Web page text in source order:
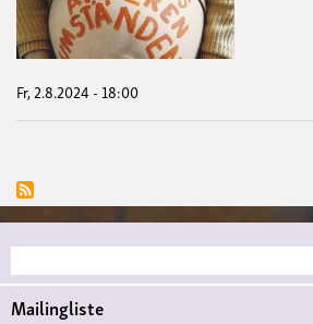
Fr, 2.8.2024 - 18:00
Suche
Mailingliste